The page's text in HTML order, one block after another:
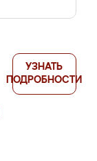
УЗНАТЬ
ПОДРОБНОСТИ